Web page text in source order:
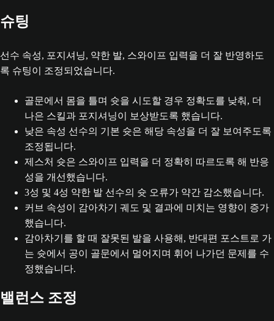
슈팅
선수 속성, 포지셔닝, 약한 발, 스와이프 입력을 더 잘 반영하도
록 슈팅이 조정되었습니다.
골문에서 몸을 틀며 슛을 시도할 경우 정확도를 낮춰, 더
나은 스킬과 포지셔닝이 보상받도록 했습니다.
낮은 속성 선수의 기본 슛은 해당 속성을 더 잘 보여주도록
조정됩니다.
제스처 슛은 스와이프 입력을 더 정확히 따르도록 해 반응
성을 개선했습니다.
3성 및 4성 약한 발 선수의 슛 오류가 약간 감소했습니다.
커브 속성이 감아차기 궤도 및 결과에 미치는 영향이 증가
했습니다.
감아차기를 할 때 잘못된 발을 사용해, 반대편 포스트로 가
는 슛에서 공이 골문에서 멀어지며 휘어 나가던 문제를 수
정했습니다.
밸런스 조정